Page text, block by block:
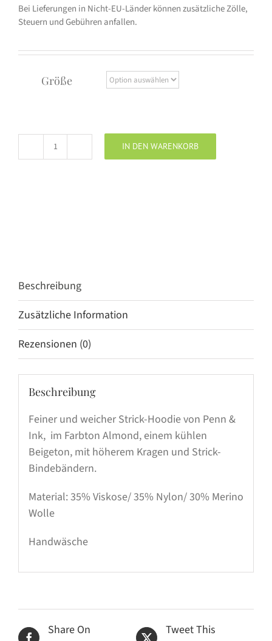
Bei Lieferungen in Nicht-EU-Länder können zusätzliche Zölle,
Steuern und Gebühren anfallen.
Größe
Penn
IN DEN WARENKORB
Beschreibung
Zusätzliche Information
Rezensionen (0)
Beschreibung
Feiner und weicher Strick-Hoodie von Penn &
Ink, im Farbton Almond, einem kühlen
Beigeton, mit höherem Kragen und Strick-
Bindebändern.
Material: 35% Viskose/ 35% Nylon/ 30% Merino
Wolle
Handwäsche
Share On
Tweet This